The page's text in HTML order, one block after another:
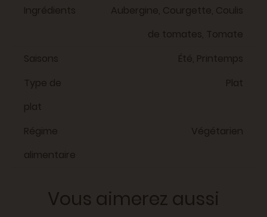
Ingrédients
Aubergine, Courgette, Coulis
de tomates, Tomate
Saisons
Été, Printemps
Type de
plat
Plat
Régime
alimentaire
Végétarien
Vous aimerez aussi